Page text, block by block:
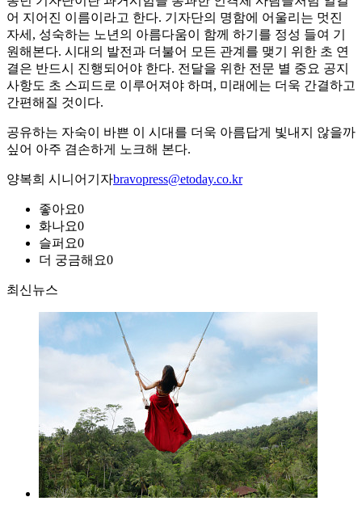
어 지어진 이름이라고 한다. 기자단의 명함에 어울리는 멋진
자세, 성숙하는 노년의 아름다움이 함께 하기를 정성 들여 기
원해본다. 시대의 발전과 더불어 모든 관계를 맺기 위한 초 연
결은 반드시 진행되어야 한다. 전달을 위한 전문 별 중요 공지
사항도 초 스피드로 이루어져야 하며, 미래에는 더욱 간결하고
간편해질 것이다.
공유하는 자숙이 바쁜 이 시대를 더욱 아름답게 빛내지 않을까
싶어 아주 겸손하게 노크해 본다.
양복희 시니어기자bravopress@etoday.co.kr
좋아요0
화나요0
슬퍼요0
더 궁금해요0
최신뉴스